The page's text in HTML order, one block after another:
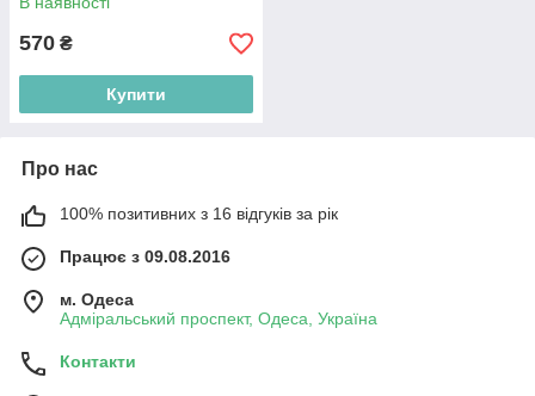
570 ₴
Купити
Про нас
100% позитивних з 16 відгуків за рік
Працює з 09.08.2016
м. Одеса
Адміральський проспект, Одеса, Україна
Контакти